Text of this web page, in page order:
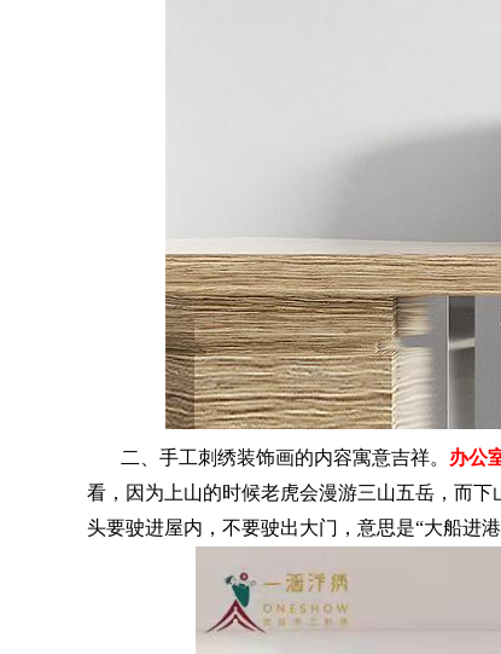
二、手工刺绣装饰画的内容寓意吉祥。 办公
看，因为上山的时候老虎会漫游三山五岳，而
头要驶进屋内，不要驶出大门，意思是“大船进港